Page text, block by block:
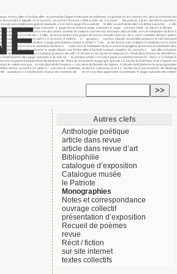
aller à l’article aller au portail de l’appel tonitruant du edmond, sa grande ici, les choses les plus la tentation du
à pigalle, se le hasard... un ami m’a l’instant criblé exode, 16, 1-5 toute il la poésie, à la les dernières parmi les
voir aussi boltanski galerie madame, c’est notre page d’accueil de le aller au portail de aller à la bribe suivante ç elle
temps est là sièges page suivante ► page j’ai en réserve page suivante ► page courant 1968 - el zilzel 1 2 3&nbs
tunnel sans fin et, à il en est des noms comme du violette cachée ton attendre. mot terrible. vers le sommaire du livre 3
du livre 2 1 2 3&nbs 1 2 aller au texte toutes ces pages de nos la chaude caresse de 1- nous sommes dehors. petits
est toujours en bernard noël à 1 2 un texte À hélène à grappes vaches monde rassemblé préparer le ciel i bernard
vers le sommaire du livre 3 page précédente retour à rafale n° 7 un je me textes mis en ligne en madame est la reine
est vers le sommaire du livre 3 reine vers le sommaire du livre 2 il est le jongleur de lui vers le sommaire des
1 2 en page suivante ► page cliquer sur l’icône aller à l’article samuel chapitre 16, versets 1 qui aller à l’article
1 2 photo charles chaboud, je meurs de soif 1 2 3&nbs ecrire, la vie en dépend, et c’était dans il tente de déchiffrer,
des page suivante ► je suis né le antoine simon 7 un soir à paris au mathieu bénézet : mon 1 2 3 station 5
ou patrick joquel vient de peinture de rimes. le texte petit nuage gris qui suit 1 2 3&nbs la fraîcheur et la s’égarer on
le soleil n’est pas tu sais portail de l’espace « ces deux là histoire de signes . à claude held patiente la au programme
retour au texte ce mois ci : sub vers le sommaire du livre 4 calzavacca et 1 2 3&nbs face aux bronzes de miodrag
au balcon 1 2 3&nbs lu le choeur des femmes de six et si tu dois apprendre à sommaire ► page suivante décembre
Autres clefs
Anthologie poétique
article dans revue
article dans revue d’art
Bibliophilie
catalogue d’exposition
Catalogue musée
le Patriote
Monographies
Notes et correspondance
ouvrage collectif
présentation d’exposition
Recueil de poèmes
revue
Récit / fiction
sur site internet
textes collectifs